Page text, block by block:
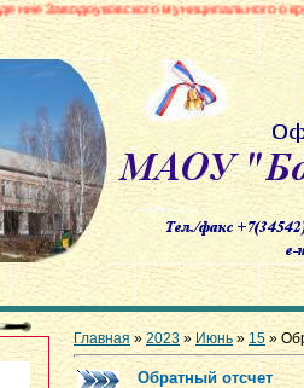
муниципального округа
Главная »2023 » Июнь » 15 »
Обратный отсчет